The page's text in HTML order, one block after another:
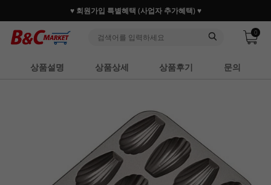
♥ 회원가입 특별혜택 (사업자 추가혜택) ♥
0
상품설명 상품상세 상품후기 문의